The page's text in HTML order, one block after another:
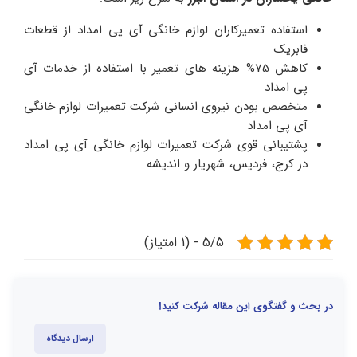
استفاده تعمیرکاران لوازم خانگی آی پی امداد از قطعات
فابریک
کاهش 75% هزینه های تعمیر با استفاده از خدمات آی
پی امداد
متخصص بودن نیروی انسانی شرکت تعمیرات لوازم خانگی
آی پی امداد
پشتیبانی قوی شرکت تعمیرات لوازم خانگی آی پی امداد
در کرج، فردیس، شهریار و اندیشه
5/5 - (1 امتیاز)
در بحث و گفتگوی این مقاله شرکت کنید!
ارسال دیدگاه